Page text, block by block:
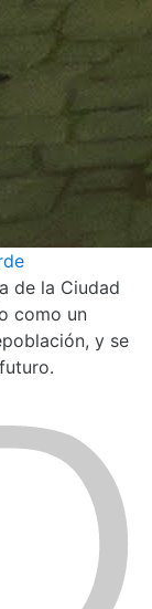
de la Ciudad
como un
y se